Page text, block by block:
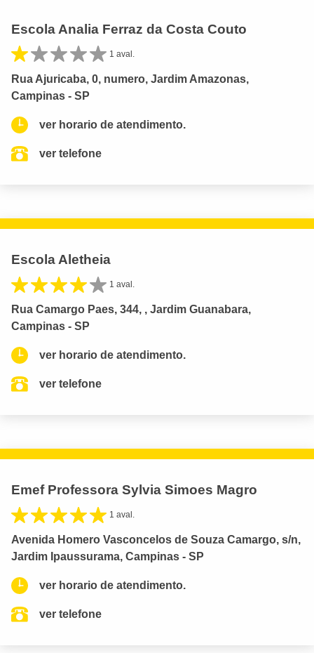
Escola Analia Ferraz da Costa Couto
1 aval.
Rua Ajuricaba, 0, numero, Jardim Amazonas,
Campinas - SP
ver horario de atendimento.
ver telefone
Escola Aletheia
1 aval.
Rua Camargo Paes, 344, , Jardim Guanabara,
Campinas - SP
ver horario de atendimento.
ver telefone
Emef Professora Sylvia Simoes Magro
1 aval.
Avenida Homero Vasconcelos de Souza Camargo, s/n,
Jardim Ipaussurama, Campinas - SP
ver horario de atendimento.
ver telefone